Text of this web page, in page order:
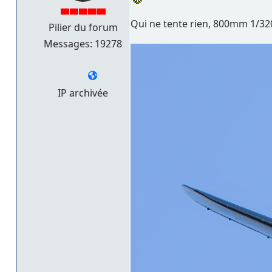
Pilier du forum
Messages: 19278
IP archivée
Qui ne tente rien, 800mm 1/